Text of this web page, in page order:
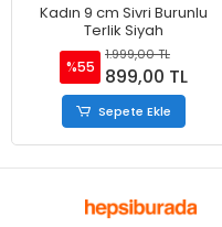
Kadın 9 cm Sivri Burunlu
Terlik Siyah
%55
1.999,00 TL
899,00 TL
Sepete Ekle